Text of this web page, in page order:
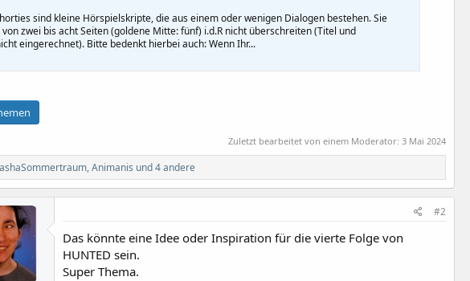
sind kleine Hörspielskripte, die aus einem oder wenigen Dialogen bestehen. Sie
zwei bis acht Seiten (goldene Mitte: fünf) i.d.R nicht überschreiten (Titel und
eingerechnet). Bitte bedenkt hierbei auch: Wenn Ihr...
Zuletzt bearbeitet von einem Moderator: 3 Mai 2024
,Animanis und 4 andere
#2
Das könnte eine Idee oder Inspiration für die vierte Folge von
HUNTED sein.
Super Thema.